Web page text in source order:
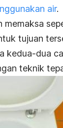
air.
memaksa
tujuan
kedua-dua
teknik